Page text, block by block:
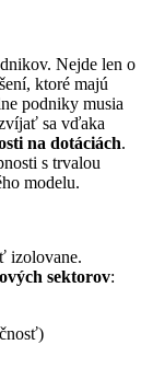
Nejde len o
ktoré majú
podniky musia
sa vďaka
na dotáciách.
s trvalou
modelu.
izolovane.
sektorov: